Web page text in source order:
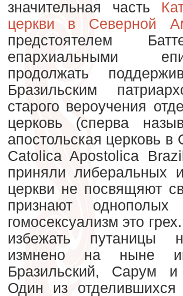
значительная часть
церкви в Северной
предстоятелем
епархиальными
продолжать
Бразильским
старого вероучения
церковь (сперва
апостольская церковь
Catolica Apostolica
приняли либеральных
церкви не посвящяют
признают
гомосексуализм это
избежать путаницы
измнено на ныне
Бразильский, Сарум и
Один из